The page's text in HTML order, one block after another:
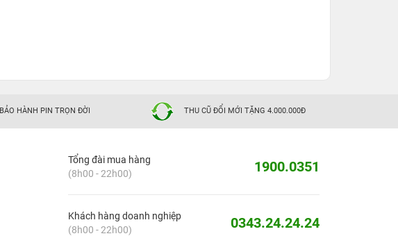
BẢO HÀNH PIN TRỌN ĐỜI THU CŨ ĐỔI MỚI TẶNG 4.000.000Đ
Tổng đài mua hàng
(8h00 - 22h00)
1900.0351
Khách hàng doanh nghiệp
(8h00 - 22h00)
0343.24.24.24